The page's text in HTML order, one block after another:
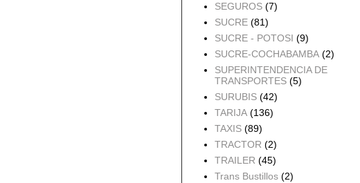
SEGUROS (7)
SUCRE (81)
SUCRE - POTOSI (9)
SUCRE-COCHABAMBA (2)
SUPERINTENDENCIA DE
TRANSPORTES (5)
SURUBIS (42)
TARIJA (136)
TAXIS (89)
TRACTOR (2)
TRAILER (45)
Trans Bustillos (2)